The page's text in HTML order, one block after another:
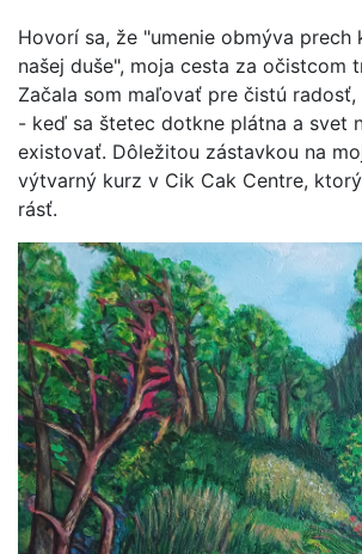
Hovorí sa, že "umenie obmýva prech
našej duše", moja cesta za očistcom
Začala som maľovať pre čistú
- keď sa štetec dotkne plátna a svet
existovať. Dôležitou zástavkou na
výtvarný kurz v Cik Cak Centre,
rásť.